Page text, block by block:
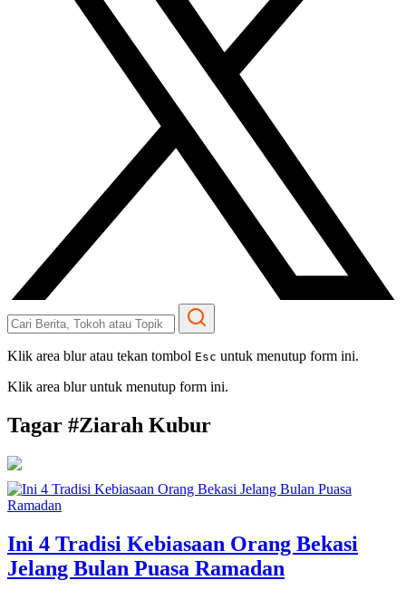
Klik area blur atau tekan tombol Esc untuk menutup form ini.
Klik area blur untuk menutup form ini.
Tagar #Ziarah Kubur
Ini 4 Tradisi Kebiasaan Orang Bekasi
Jelang Bulan Puasa Ramadan